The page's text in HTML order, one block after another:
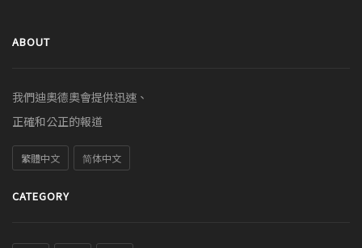
ABOUT
我們迪奧德奧會提供迅速、
正確和公正的報道
繁體中文 简体中文
CATEGORY